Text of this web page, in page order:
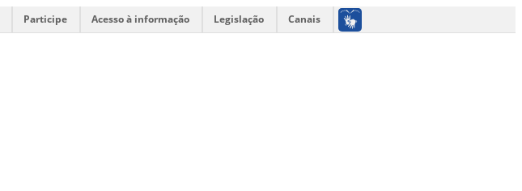
Participe Acesso à informação Legislação
Canais